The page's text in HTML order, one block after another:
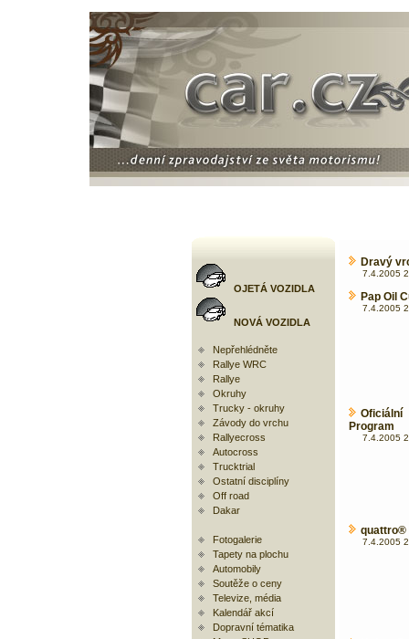
OJETÁ VOZIDLA
NOVÁ VOZIDLA
Nepřehlédněte
Rallye WRC
Rallye
Okruhy
Trucky - okruhy
Závody do vrchu
Rallyecross
Autocross
Trucktrial
Ostatní disciplíny
Off road
Dakar
Fotogalerie
Tapety na plochu
Automobily
Soutěže o ceny
Televize, média
Kalendář akcí
Dopravní tématika
Dravý
7.4.2005
Pap Oil
7.4.2005
Program
7.4.2005
quattro®
7.4.2005